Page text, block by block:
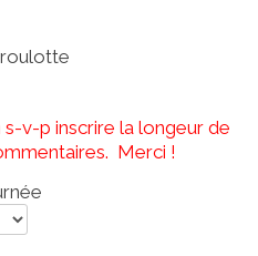
v-p inscrire la longeur de
Merci !